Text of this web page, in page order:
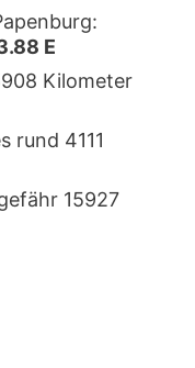
E
Kilometer
rund 4111
15927